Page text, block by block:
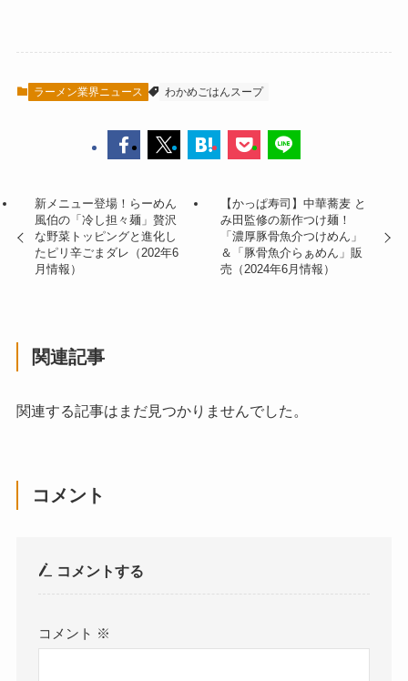
ラーメン業界ニュース わかめごはんスープ
新メニュー登場！らーめん
風伯の「冷し担々麺」贅沢
な野菜トッピングと進化し
たピリ辛ごまダレ（202年6
月情報）
【かっぱ寿司】中華蕎麦 と
み田監修の新作つけ麺！
「濃厚豚骨魚介つけめん」
＆「豚骨魚介らぁめん」販
売（2024年6月情報）
関連記事
関連する記事はまだ見つかりませんでした。
コメント
コメントする
コメント ※